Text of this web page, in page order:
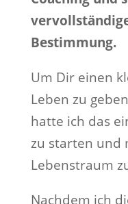
Bestimmung.
Um Dir einen
Leben zu
hatte ich das
zu starten und
Lebenstraum
Nachdem ich